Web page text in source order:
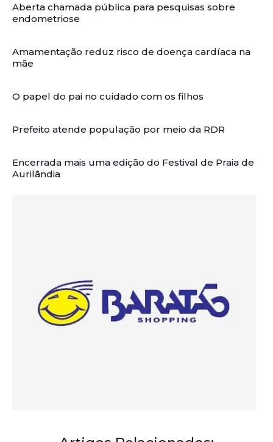
Aberta chamada pública para pesquisas sobre
endometriose
Amamentação reduz risco de doença cardíaca na
mãe
O papel do pai no cuidado com os filhos
Prefeito atende população por meio da RDR
Encerrada mais uma edição do Festival de Praia de
Aurilândia